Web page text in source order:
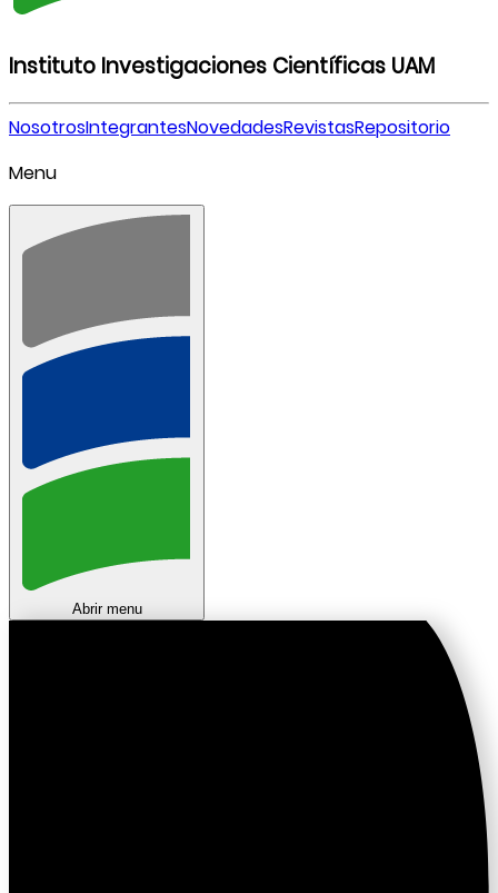
Instituto Investigaciones Científicas UAM
NosotrosIntegrantesNovedadesRevistasRepositorio
Menu
Abrir menu